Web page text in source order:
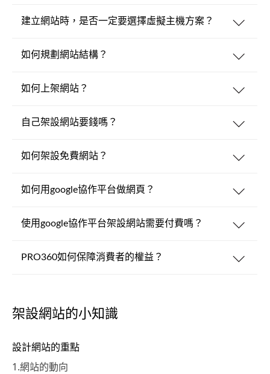
建立網站時，是否一定要選擇虛擬主機方案？
如何規劃網站結構？
如何上架網站？
自己架設網站要錢嗎？
如何架設免費網站？
如何用google協作平台做網頁？
使用google協作平台架設網站需要付費嗎？
PRO360如何保障消費者的權益？
架設網站的小知識
設計網站的重點
1.網站的動向